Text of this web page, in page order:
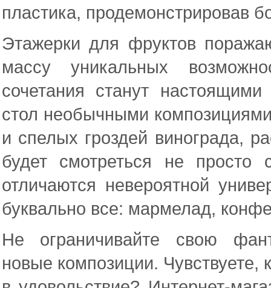
пластика, продемонстрировав
Этажерки для фруктов
массу уникальных
сочетания станут
стол необычными
и спелых гроздей винограда,
будет смотреться не просто
отличаются невероятной
буквально все: мармелад,
Не ограничивайте свою
новые композиции. Чувствуете,